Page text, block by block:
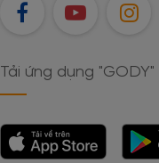
FB YT IG
Tải ứng dụng "GODY"
Tải ứng dụng